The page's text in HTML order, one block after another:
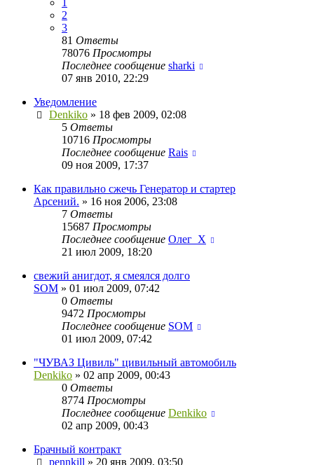
2
3
81 Ответы
78076 Просмотры
Последнее сообщение sharki
07 янв 2010, 22:29
Уведомление
Denkiko » 18 фев 2009, 02:08
5 Ответы
10716 Просмотры
Последнее сообщение Rais
09 ноя 2009, 17:37
Как правильно сжечь Генератор и стартер
Арсений. » 16 ноя 2006, 23:08
7 Ответы
15687 Просмотры
Последнее сообщение Олег_Х
21 июл 2009, 18:20
свежий анигдот, я смеялся долго
SOM » 01 июл 2009, 07:42
0 Ответы
9472 Просмотры
Последнее сообщение SOM
01 июл 2009, 07:42
"ЧУВАЗ Цивиль" цивильный автомобиль
Denkiko » 02 апр 2009, 00:43
0 Ответы
8774 Просмотры
Последнее сообщение Denkiko
02 апр 2009, 00:43
Брачный контракт
pennkill » 20 янв 2009, 03:50